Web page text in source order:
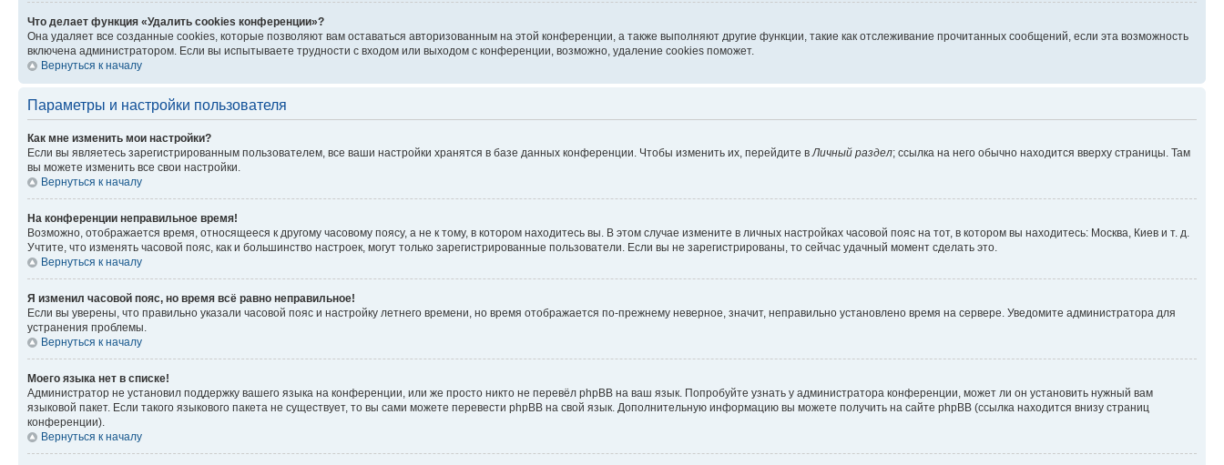
Что делает функция «Удалить cookies конференции»?
Она удаляет все созданные cookies, которые позволяют вам оставаться авторизованным на этой конференции, а также выполняют другие функции, такие как отслеживание прочитанных сообщений, если эта возможность
включена администратором. Если вы испытываете трудности с входом или выходом с конференции, возможно, удаление cookies поможет.
Вернуться к началу
Параметры и настройки пользователя
Как мне изменить мои настройки?
Если вы являетесь зарегистрированным пользователем, все ваши настройки хранятся в базе данных конференции. Чтобы изменить их, перейдите в Личный раздел; ссылка на него обычно находится вверху страницы. Там
вы можете изменить все свои настройки.
Вернуться к началу
На конференции неправильное время!
Возможно, отображается время, относящееся к другому часовому поясу, а не к тому, в котором находитесь вы. В этом случае измените в личных настройках часовой пояс на тот, в котором вы находитесь: Москва, Киев и т. д.
Учтите, что изменять часовой пояс, как и большинство настроек, могут только зарегистрированные пользователи. Если вы не зарегистрированы, то сейчас удачный момент сделать это.
Вернуться к началу
Я изменил часовой пояс, но время всё равно неправильное!
Если вы уверены, что правильно указали часовой пояс и настройку летнего времени, но время отображается по-прежнему неверное, значит, неправильно установлено время на сервере. Уведомите администратора для
устранения проблемы.
Вернуться к началу
Моего языка нет в списке!
Администратор не установил поддержку вашего языка на конференции, или же просто никто не перевёл phpBB на ваш язык. Попробуйте узнать у администратора конференции, может ли он установить нужный вам
языковой пакет. Если такого языкового пакета не существует, то вы сами можете перевести phpBB на свой язык. Дополнительную информацию вы можете получить на сайте phpBB (ссылка находится внизу страниц
конференции).
Вернуться к началу